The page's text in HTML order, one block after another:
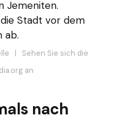
Jemeniten.
Stadt vor dem
ab.
| Sehen Sie sich die
an
nach